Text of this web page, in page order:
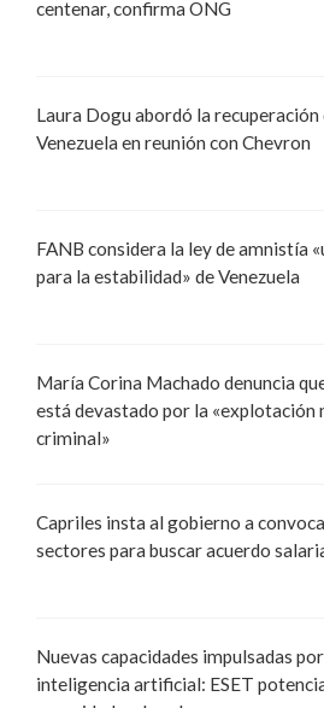
centenar, confirma ONG
Laura Dogu abordó la recuperación
Venezuela en reunión con Chevron
FANB considera la ley de amnistía
para la estabilidad» de Venezuela
María Corina Machado denuncia
está devastado por la «explotación
criminal»
Capriles insta al gobierno a
sectores para buscar acuerdo
Nuevas capacidades impulsadas por
inteligencia artificial: ESET